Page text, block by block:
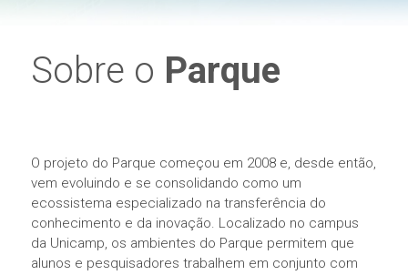
Sobre o Parque
O projeto do Parque começou em 2008 e, desde então,
vem evoluindo e se consolidando como um
ecossistema especializado na transferência do
conhecimento e da inovação. Localizado no campus
da Unicamp, os ambientes do Parque permitem que
alunos e pesquisadores trabalhem em conjunto com